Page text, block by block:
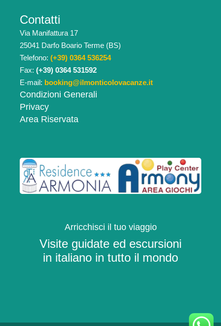
Contatti
Via Manifattura 17
25041 Darfo Boario Terme (BS)
Telefono: (+39) 0364 536254
Fax: (+39) 0364 531592
E-mail: booking@ilmonticolovacanze.it
Condizioni Generali
Privacy
Area Riservata
Arricchisci il tuo viaggio
Visite guidate ed escursioni
in italiano in tutto il mondo